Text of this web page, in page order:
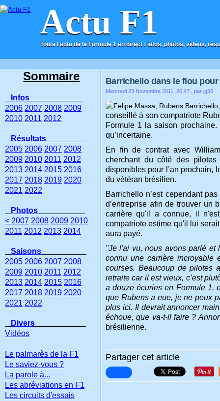
Actu F1
Toute l'actu de la Formule 1 en direct : infos, photos, vidéos,
ACCUEIL CONTACT
Barrichello dans le flou pour
Mercredi 23 Novembre 2011, 20:47 , par jg56
conseillé à son compatriote
Formule 1 la saison
qu’incertaine.
En fin de contrat avec
cherchant du côté des
disponibles pour l’an prochain,
du vétéran brésilien.
Barrichello n’est cependant
d’entreprise afin de trouver un
carrière qu'il a connue, il
compatriote estime qu'il lui
aura payé.
"Je l'ai vu, nous avons parlé et
connu une carrière incroyable
courses. Beaucoup de pilotes
retraite car il est vieux, c’est
a douze écuries en Formule 1,
que Rubens a eue, je ne peux
plus ici. Il devrait annoncer
échoue, que va-t-il faire ?
brésilienne.
Partager cet article
Sommaire
Infos
2006 2007 2008 2009
2010 2011 2012
Résultats
2005 2006 2007 2008
2009 2010 2011 2012
2013 2014 2015 2016
2017 2018 2019 2020
2021 2022
Photos
< 2007 2008 2009 2010
2011 2012 2013 2014
Saisons
2005 2006 2007 2008
2009 2010 2011 2012
2013 2014 2015 2016
2017 2018 2019 2020
2021 2022
Divers
Vidéos
Le palmarès de la F1
Le saviez-vous ?
La parole à...
Les abréviations en F1
Les circuits d'essais